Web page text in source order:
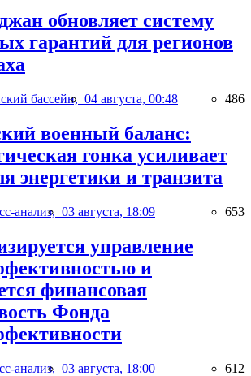
обновляет систему
гарантий для регионов
бассейн, 04 августа, 00:48 486
военный баланс:
гонка усиливает
энергетики и транзита
анализ, 03 августа, 18:09 653
управление
и
финансовая
Фонда
анализ, 03 августа, 18:00 612